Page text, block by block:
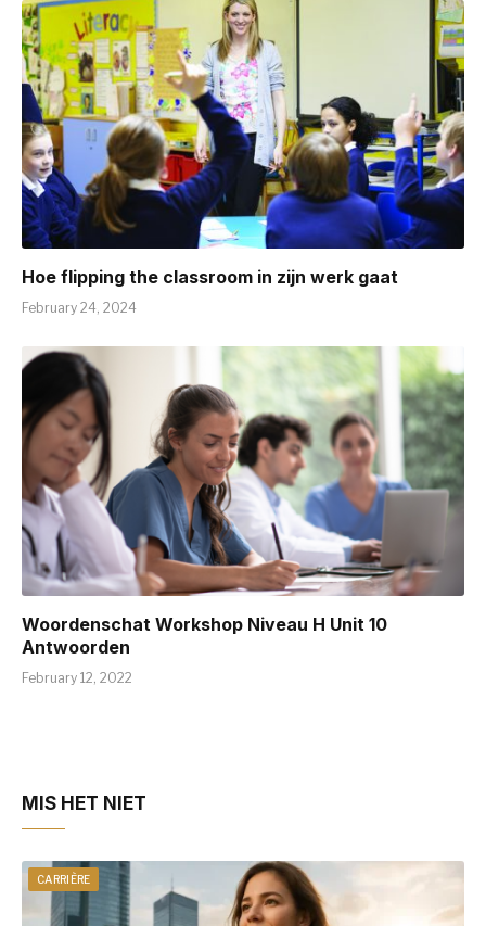
Hoe flipping the classroom in zijn werk gaat
February 24, 2024
Woordenschat Workshop Niveau H Unit 10
Antwoorden
February 12, 2022
MIS HET NIET
CARRIÈRE